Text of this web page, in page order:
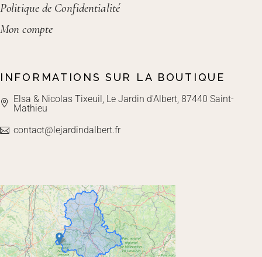
Politique de Confidentialité
Mon compte
INFORMATIONS SUR LA BOUTIQUE
Elsa & Nicolas Tixeuil, Le Jardin d'Albert, 87440 Saint-
Mathieu
contact@lejardindalbert.fr